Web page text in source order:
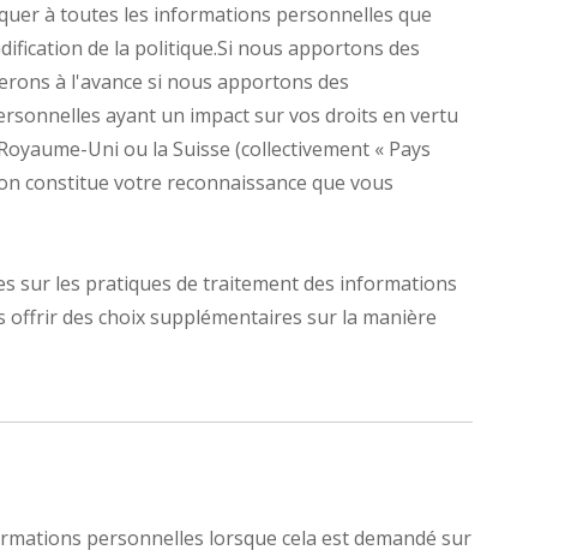
à toutes les informations personnelles que
de la politique.Si nous apportons des
à l'avance si nous apportons des
ayant un impact sur vos droits en vertu
Uni ou la Suisse (collectivement « Pays
constitue votre reconnaissance que vous
sur les pratiques de traitement des informations
offrir des choix supplémentaires sur la manière
personnelles lorsque cela est demandé sur